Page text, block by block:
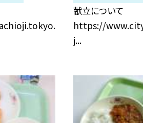
献立について
https://
j...